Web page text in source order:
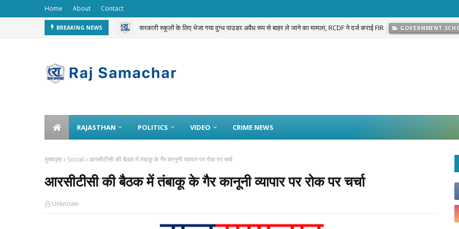
Home About Contact
BREAKING NEWS सरकारी स्कूलों के लिए भेजा गया दुग्ध पाउडर अवैध रूप से बाहर ले जाने का मामला, RCDF ने दर्ज कराई FIR GOVERNMENT
RAJASTHAN POLITICS VIDEO CRIME NEWS
मुख्यपृष्ठ Social आरसीटीसी की बैठक में तंबाकू के गैर कानूनी व्यापार पर रोक पर चर्चा
आरसीटीसी की बैठक में तंबाकू के गैर कानूनी व्यापार पर रोक पर चर्चा
Unknown